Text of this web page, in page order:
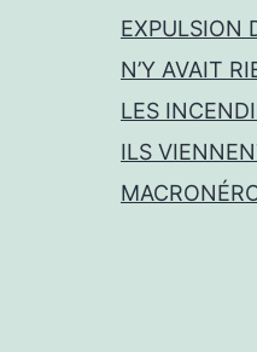
EXPULSION
N’Y AVAIT
LES
ILS